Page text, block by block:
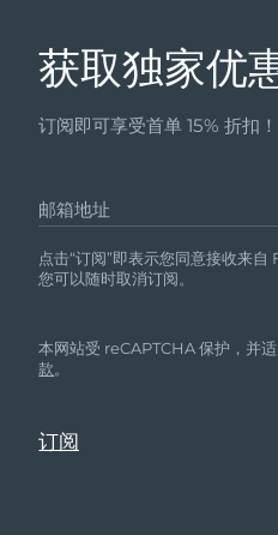
获取独家优
订阅即可享受首单 15% 折扣！
邮箱地址
点击“订阅”即表示您同意接收来
您可以随时取消订阅。
本网站受 reCAPTCHA 保护，并
款。